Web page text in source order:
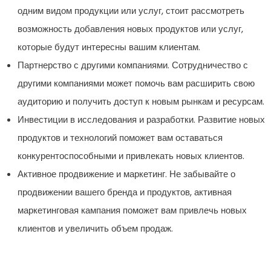
одним видом продукции или услуг, стоит рассмотреть
возможность добавления новых продуктов или услуг,
которые будут интересны вашим клиентам.
Партнерство с другими компаниями. Сотрудничество с
другими компаниями может помочь вам расширить свою
аудиторию и получить доступ к новым рынкам и ресурсам.
Инвестиции в исследования и разработки. Развитие новых
продуктов и технологий поможет вам оставаться
конкурентоспособными и привлекать новых клиентов.
Активное продвижение и маркетинг. Не забывайте о
продвижении вашего бренда и продуктов, активная
маркетинговая кампания поможет вам привлечь новых
клиентов и увеличить объем продаж.